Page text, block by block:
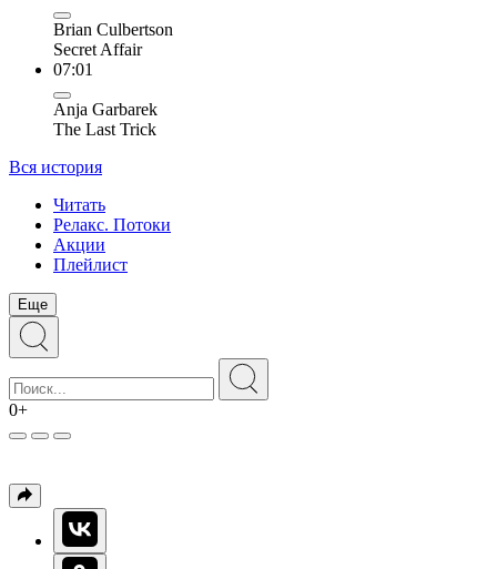
Brian Culbertson
Secret Affair
07:01
Anja Garbarek
The Last Trick
Вся история
Читать
Релакс. Потоки
Акции
Плейлист
Еще
0+